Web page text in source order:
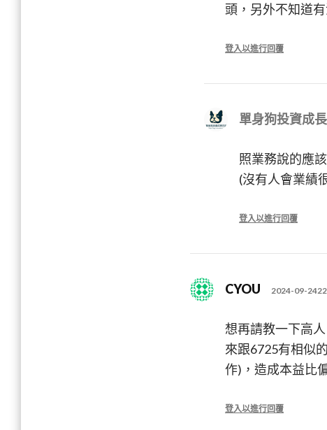
頭，另外不知道
登入以進行回覆
單身狗投資成
照業務說的應
(沒有人會業績
登入以進行回覆
CYOU 2024-09-
想再請教一下高
來跟6725有相似
作)，造成本益比
登入以進行回覆